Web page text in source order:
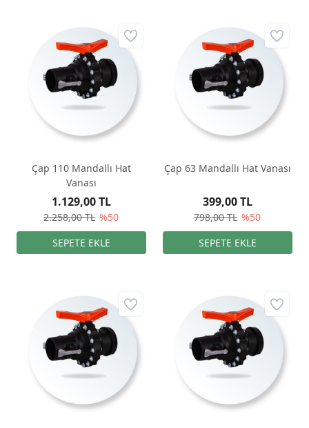
Çap 110 Mandallı Hat
Vanası
2.258,00 TL %50
1.129,00 TL
Çap 63 Mandallı Hat Vanası
798,00 TL %50
399,00 TL